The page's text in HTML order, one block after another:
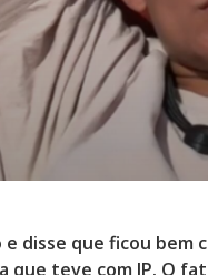
disse que ficou
teve com JP. O